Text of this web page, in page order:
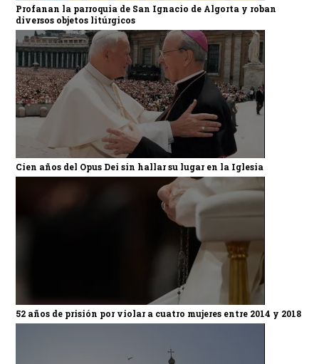
Profanan la parroquia de San Ignacio de Algorta y roban
diversos objetos litúrgicos
Cien años del Opus Dei sin hallar su lugar en la Iglesia
52 años de prisión por violar a cuatro mujeres entre 2014 y 2018